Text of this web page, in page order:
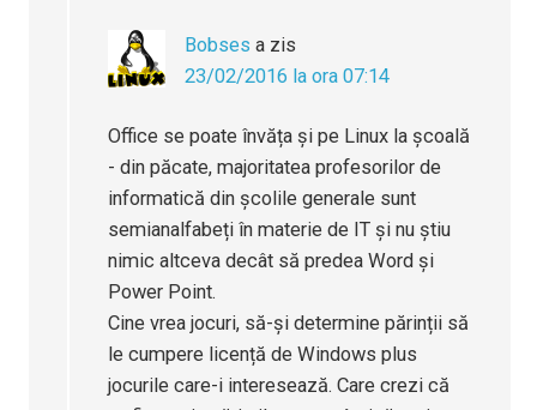
Bobses a zis
23/02/2016 la ora 07:14
Office se poate învăța și pe Linux la școală
- din păcate, majoritatea profesorilor de
informatică din școlile generale sunt
semianalfabeți în materie de IT și nu știu
nimic altceva decât să predea Word și
Power Point.
Cine vrea jocuri, să-și determine părinții să
le cumpere licență de Windows plus
jocurile care-i interesează. Care crezi că